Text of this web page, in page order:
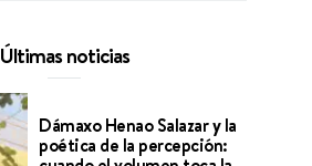
Últimas noticias
Dámaxo Henao Salazar y la
poética de la percepción: